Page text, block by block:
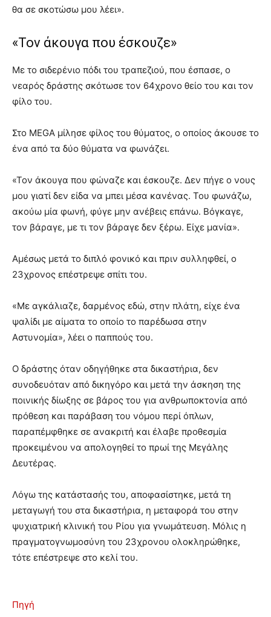
θα σε σκοτώσω μου λέει».
«Τον άκουγα που έσκουζε»
Με το σιδερένιο πόδι του τραπεζιού, που έσπασε, ο
νεαρός δράστης σκότωσε τον 64χρονο θείο του και τον
φίλο του.
Στο MEGA μίλησε φίλος του θύματος, ο οποίος άκουσε το
ένα από τα δύο θύματα να φωνάζει.
«Τον άκουγα που φώναζε και έσκουζε. Δεν πήγε ο νους
μου γιατί δεν είδα να μπει μέσα κανένας. Του φωνάζω,
ακούω μία φωνή, φύγε μην ανέβεις επάνω. Βόγκαγε,
τον βάραγε, με τι τον βάραγε δεν ξέρω. Είχε μανία».
Αμέσως μετά το διπλό φονικό και πριν συλληφθεί, ο
23χρονος επέστρεψε σπίτι του.
«Με αγκάλιαζε, δαρμένος εδώ, στην πλάτη, είχε ένα
ψαλίδι με αίματα το οποίο το παρέδωσα στην
Αστυνομία», λέει ο παππούς του.
Ο δράστης όταν οδηγήθηκε στα δικαστήρια, δεν
συνοδευόταν από δικηγόρο και μετά την άσκηση της
ποινικής δίωξης σε βάρος του για ανθρωποκτονία από
πρόθεση και παράβαση του νόμου περί όπλων,
παραπέμφθηκε σε ανακριτή και έλαβε προθεσμία
προκειμένου να απολογηθεί το πρωί της Μεγάλης
Δευτέρας.
Λόγω της κατάστασής του, αποφασίστηκε, μετά τη
μεταγωγή του στα δικαστήρια, η μεταφορά του στην
ψυχιατρική κλινική του Ρίου για γνωμάτευση. Μόλις η
πραγματογνωμοσύνη του 23χρονου ολοκληρώθηκε,
τότε επέστρεψε στο κελί του.
Πηγή